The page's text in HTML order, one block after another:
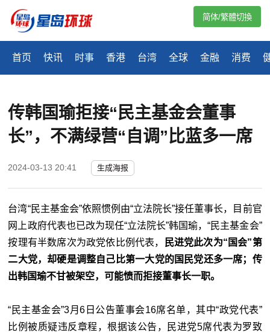
首页 快讯 时事 香港 台湾 全球 金融 消费
简体/繁體切換
传韩国瑜拒接“民主基金会董事
长”，不满绿营“自调”比蓝多一席
2024-03-13 20:41 生成海报
台湾“民主基金会”依照惯例由“立法院长”接任董事长，目前官
网上政府代表也已改为现任“立法院长”韩国瑜，“民主基金会”
按理有半数席次为政党依比例代表，
民进党此次为“国会”第
二大党，却硬是调整自己比第一大党的国民党还多一席；传
出韩国瑜不甘被架空，可能愤而拒接董事长一职。
“民主基金会”3月6日公告董事会16席名单，其中“政党代表”
比例被质疑违反章程，根据该公告，民进党5席代表为罗致